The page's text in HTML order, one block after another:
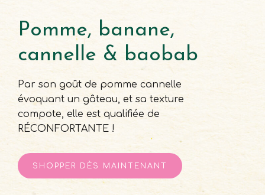
Pomme, banane,
cannelle & baobab
Par son goût de pomme cannelle
évoquant un gâteau, et sa texture
compote, elle est qualifiée de
RÉCONFORTANTE !
SHOPPER DЀS MAINTENANT